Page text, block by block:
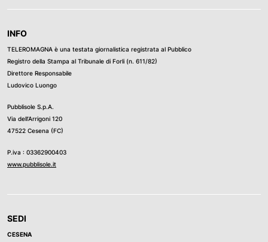
INFO
TELEROMAGNA è una testata giornalistica registrata al Pubblico
Registro della Stampa al Tribunale di Forli (n. 611/82)
Direttore Responsabile
Ludovico Luongo
Pubblisole S.p.A.
Via dell’Arrigoni 120
47522 Cesena (FC)
P.iva : 03362900403
www.pubblisole.it
SEDI
CESENA